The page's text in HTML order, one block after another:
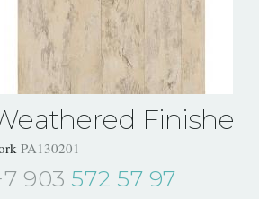
Finishes
PA130201
903 572 57 97